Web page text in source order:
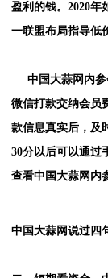
盈利的钱。2020年
一联盟布局指导低
中国大蒜网内参
微信打款交纳会员
款信息真实后，及
30分以后可以通过
查看中国大蒜网内
中国大蒜网说过四